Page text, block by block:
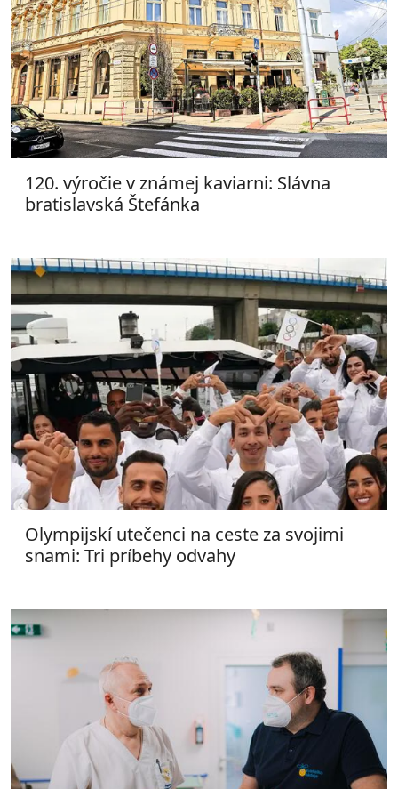
120. výročie v známej kaviarni: Slávna
bratislavská Štefánka
Olympijskí utečenci na ceste za svojimi
snami: Tri príbehy odvahy